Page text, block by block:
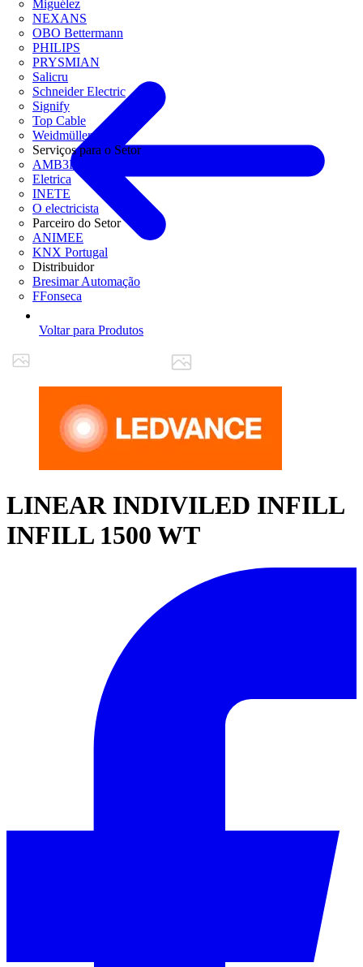
Miguélez
NEXANS
OBO Bettermann
PHILIPS
PRYSMIAN
Salicru
Schneider Electric
Signify
Top Cable
Weidmüller
Serviços para o Setor
AMB3E
Eletrica
INETE
O electricista
Parceiro do Setor
ANIMEE
KNX Portugal
Distribuidor
Bresimar Automação
FFonseca
Voltar para Produtos
LINEAR INDIVILED INFILL
INFILL 1500 WT